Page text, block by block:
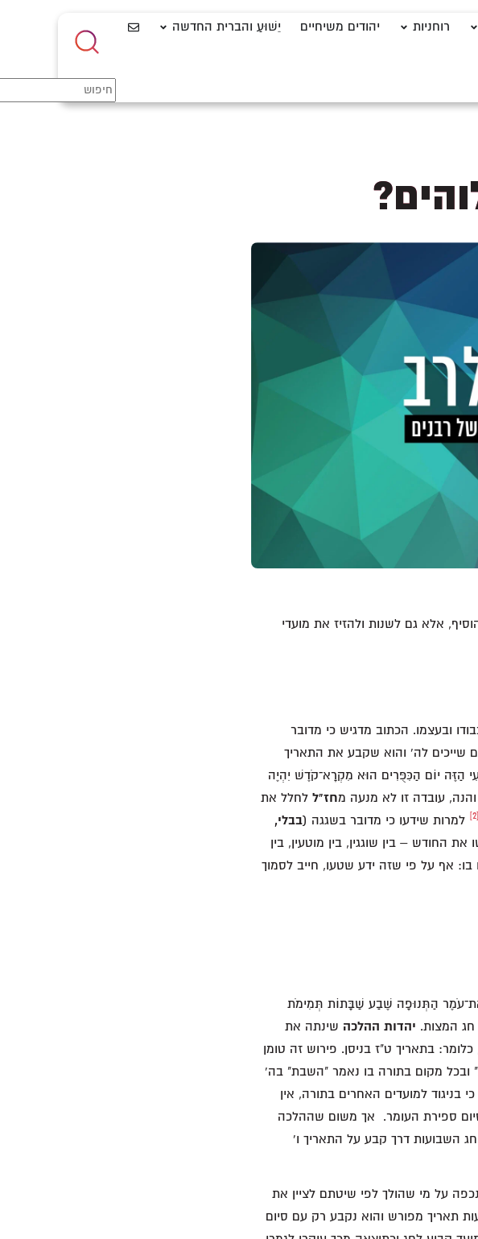
רוחניות יהודים משיחיים יֵשׁוּעַ והברית החדשה
אלא גם לשנות ולהזיז את מועדי
ובעצמו. הכתוב מדגיש כי מדובר
שייכים לה' והוא שקבע את התאריך
לַחֹדֶשׁ הַשְּׁבִיעִי הַזֶּה יוֹם הַכִּפֻּרִים הוּא מִקְרָא־קֹדֶשׁ יִהְיֶה
והנה, עובדה זו לא מנעה מחז"ל לחלל את
[2] למרות שידעו כי מדובר בשגגה (בבלי,
החודש – בין שוגגין, בין מוטעין, בין
בו: אף על פי שזה ידע שטעו, חייב לסמוך
אֶת־עֹמֶר הַתְּנוּפָה שֶׁבַע שַׁבָּתוֹת תְּמִימֹת
חג המצות. יהדות ההלכה שינתה את
כלומר: בתאריך ט"ז בניסן. פירוש זה טומן
מקום בתורה בו נאמר "השבת" בה'
בניגוד למועדים האחרים בתורה, אין
ספירת העומר. אך משום שההלכה
השבועות דרך קבע על התאריך ו'
על מי שהולך לפי שיטתם לציין את
תאריך מפורש והוא נקבע רק עם סיום